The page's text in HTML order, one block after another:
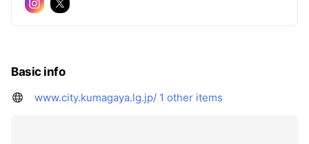
Basic info
www.city.kumagaya.lg.jp/ 1 other items